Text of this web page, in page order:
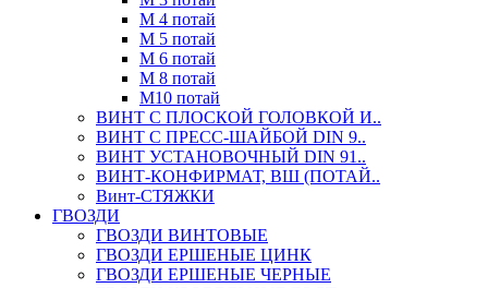
М 4 потай
М 5 потай
М 6 потай
М 8 потай
М10 потай
ВИНТ С ПЛОСКОЙ ГОЛОВКОЙ И..
ВИНТ С ПРЕСС-ШАЙБОЙ DIN 9..
ВИНТ УСТАНОВОЧНЫЙ DIN 91..
ВИНТ-КОНФИРМАТ, ВШ (ПОТАЙ..
Винт-СТЯЖКИ
ГВОЗДИ
ГВОЗДИ ВИНТОВЫЕ
ГВОЗДИ ЕРШЕНЫЕ ЦИНК
ГВОЗДИ ЕРШЕНЫЕ ЧЕРНЫЕ